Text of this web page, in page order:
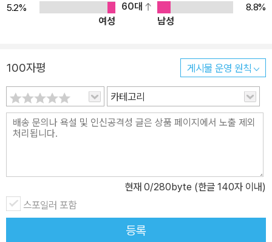
적인 말이 해로운 이유는 그 내용 때문이 아니라 모욕적인 말에 대한
사람들의 해석 때문이라는 사실을 깨달았다. 스토아학파가 인간의 마
은 현대의 긍정심리학과도 연결된다. 아무리 좋은 철학도 못 쓰면 무
용지물! 실전 원칙 55가지로 삶에 철학을 적용하라 세네카는 우리를
집어 삼키는 강렬한 부정적 감정에 대해 이렇게 말했다. “분노에 휩쓸
리기 시작하면 건전한 상태로 다시 돌아가기가 어렵다. 정념이 마음
에 자리 잡도록 허용된다면 이성은 쓸모가 없어지기 때문이다.” 또 세
다. 어떤 무기도 철학을 점령할 수 없다. 철학은 잘 보호되어 있고 뚫
리지 않는다. 철학은 무기의 힘을 무력화하고 철학을 감싸는 보호막
의 느슨한 구김살로도 무기를 막아낸다. 마치 무기가 해를 끼칠 힘이
5.2%
60대
8.8%
여성
남성
100자평 게시물 운영 원칙
카테고리
현재 0/280byte (한글 140자 이내)
스포일러 포함
등록